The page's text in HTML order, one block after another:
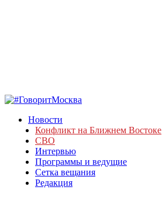
Новости
Конфликт на Ближнем Востоке
СВО
Интервью
Программы и ведущие
Сетка вещания
Редакция